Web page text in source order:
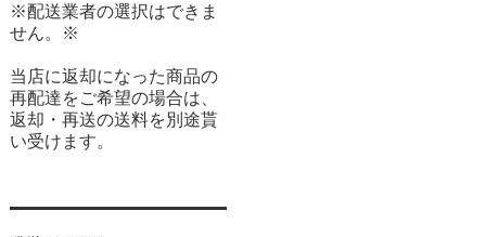
※配送業者の選択はできま
せん。※
当店に返却になった商品の
再配達をご希望の場合は、
返却・再送の送料を別途貰
い受けます。